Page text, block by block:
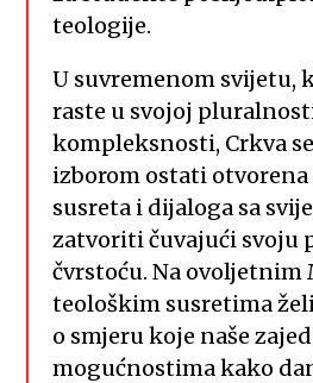
teologije.
U suvremenom svijetu,
raste u svojoj
kompleksnosti, Crkva
izborom ostati
susreta i dijaloga sa
zatvoriti čuvajući svoju
čvrstoću. Na
teološkim susretima
o smjeru koje naše
mogućnostima kako